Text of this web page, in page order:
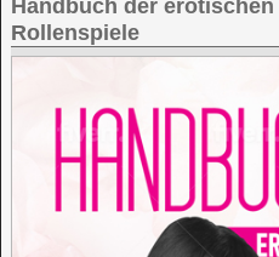
Handbuch der erotischen
Rollenspiele